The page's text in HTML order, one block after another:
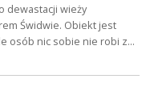
dewastacji wieży
Świdwie. Obiekt jest
osób nic sobie nie robi z…